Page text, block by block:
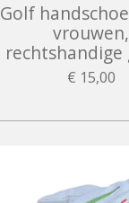
Golf
vrouwen,
€ 15,00